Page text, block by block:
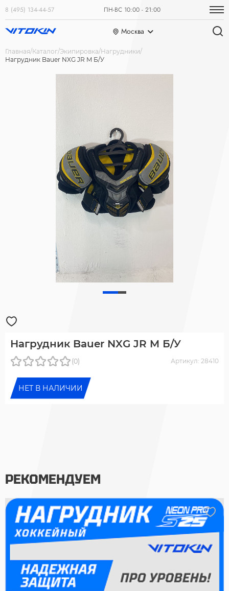
8 (495) 134-44-57 ПН-ВС 10:00 - 21:00
Москва
Главная Каталог Экипировка Нагрудники
Нагрудник Bauer NXG JR M Б/У
Нагрудник Bauer NXG JR M Б/У
(0) Артикул: 28410
НЕТ В НАЛИЧИИ
РЕКОМЕНДУЕМ